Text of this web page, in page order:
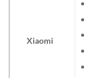
Xiaomi